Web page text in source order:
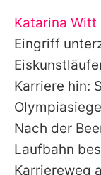
Katarina Witt
Eingriff
Karriere hin:
Nach der
Laufbahn
Karriereweg